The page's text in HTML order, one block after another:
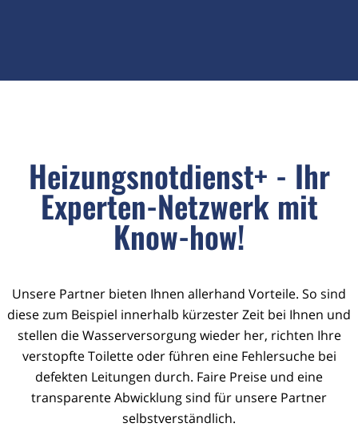
Heizungsnotdienst+ - Ihr
Experten-Netzwerk mit
Know-how!
Unsere Partner bieten Ihnen allerhand Vorteile. So sind
diese zum Beispiel innerhalb kürzester Zeit bei Ihnen und
stellen die Wasserversorgung wieder her, richten Ihre
verstopfte Toilette oder führen eine Fehlersuche bei
defekten Leitungen durch. Faire Preise und eine
transparente Abwicklung sind für unsere Partner
selbstverständlich.